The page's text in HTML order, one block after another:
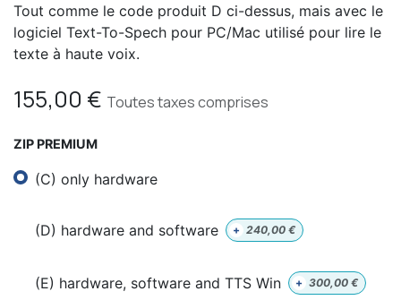
Tout comme le code produit D ci-dessus, mais avec le
logiciel Text-To-Spech pour PC/Mac utilisé pour lire le
texte à haute voix.
155,00 € Toutes taxes comprises
ZIP PREMIUM
(C) only hardware
(D) hardware and software + 240,00 €
(E) hardware, software and TTS Win + 300,00 €